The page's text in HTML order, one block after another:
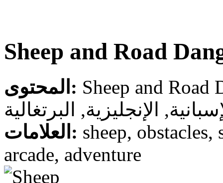
Sheep and Road
المحتوى:
الإنجليزية, البرتغالية
العلامات: sheep,
arcade, adventure